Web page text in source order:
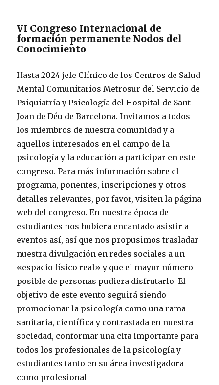
VI Congreso Internacional de
formación permanente Nodos del
Conocimiento
Hasta 2024 jefe Clínico de los Centros de Salud
Mental Comunitarios Metrosur del Servicio de
Psiquiatría y Psicología del Hospital de Sant
Joan de Déu de Barcelona. Invitamos a todos
los miembros de nuestra comunidad y a
aquellos interesados en el campo de la
psicología y la educación a participar en este
congreso. Para más información sobre el
programa, ponentes, inscripciones y otros
detalles relevantes, por favor, visiten la página
web del congreso. En nuestra época de
estudiantes nos hubiera encantado asistir a
eventos así, así que nos propusimos trasladar
nuestra divulgación en redes sociales a un
«espacio físico real» y que el mayor número
posible de personas pudiera disfrutarlo. El
objetivo de este evento seguirá siendo
promocionar la psicología como una rama
sanitaria, científica y contrastada en nuestra
sociedad, conformar una cita importante para
todos los profesionales de la psicología y
estudiantes tanto en su área investigadora
como profesional.